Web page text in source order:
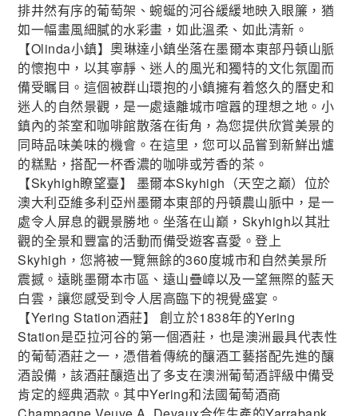
排井然有序的葡萄架、蜿蜒的河谷緩緩地映入眼簾，猶
如一幅畫風細膩的水彩畫，如此溫柔、如此清新。
【Olinda小鎮】奧琳達小鎮坐落在墨爾本東部丹頓山脈
的懷抱中，以其寧靜、迷人的風光和獨特的文化氛圍而
備受瞩目。這個被群山環抱的小鎮擁有着悠久的曆史和
迷人的自然景觀，是一處遠離城市喧囂的理想之地。小
鎮內的茶室和咖啡館散落在街角，為您提供欣賞美景的
同時品味美味的機會。在這里，您可以品嘗到新鮮出爐
的糕點，搭配一杯香濃的咖啡或芳香的茶。
【Skyhigh瞭望臺】 墨爾本Skyhigh（天空之巅）位於
澳大利亞維多利亞州墨爾本東部的丹頓農山脈中，是一
處令人屏息的觀景勝地。坐落在山巅，Skyhigh以其壯
觀的全景和豐富的活動而備受遊客喜愛。登上
Skyhigh，您將被一覽無餘的360度城市和自然美景所
震撼。遠眺墨爾本市區、遠山疊嶂以及一望無際的藍天
白雲，讓您感受到令人居高臨下的視覺盛宴。
【Yering Station酒莊】 創立於1838年的Yering
Station是亞拉河谷的第一個酒莊，也是澳洲最具代表性
的葡萄酒莊之一，憑借着傳統的釀酒工藝搭配先進的釀
酒設備，該酒莊釀造出了多支在澳洲葡萄酒評級中備受
肯定的經典酒款。其中Yering和法國葡萄酒商